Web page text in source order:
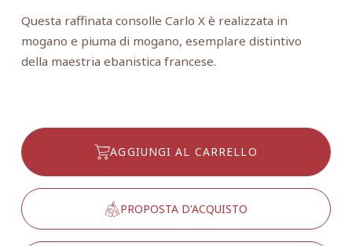
Questa raffinata consolle Carlo X è realizzata in
mogano e piuma di mogano, esemplare distintivo
della maestria ebanistica francese.
AGGIUNGI AL CARRELLO
PROPOSTA D'ACQUISTO